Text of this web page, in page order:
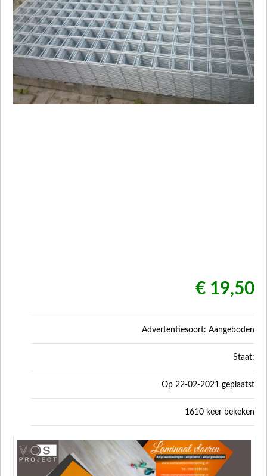
€ 19,50
Advertentiesoort: Aangeboden
Staat:
Op 22-02-2021 geplaatst
1610 keer bekeken